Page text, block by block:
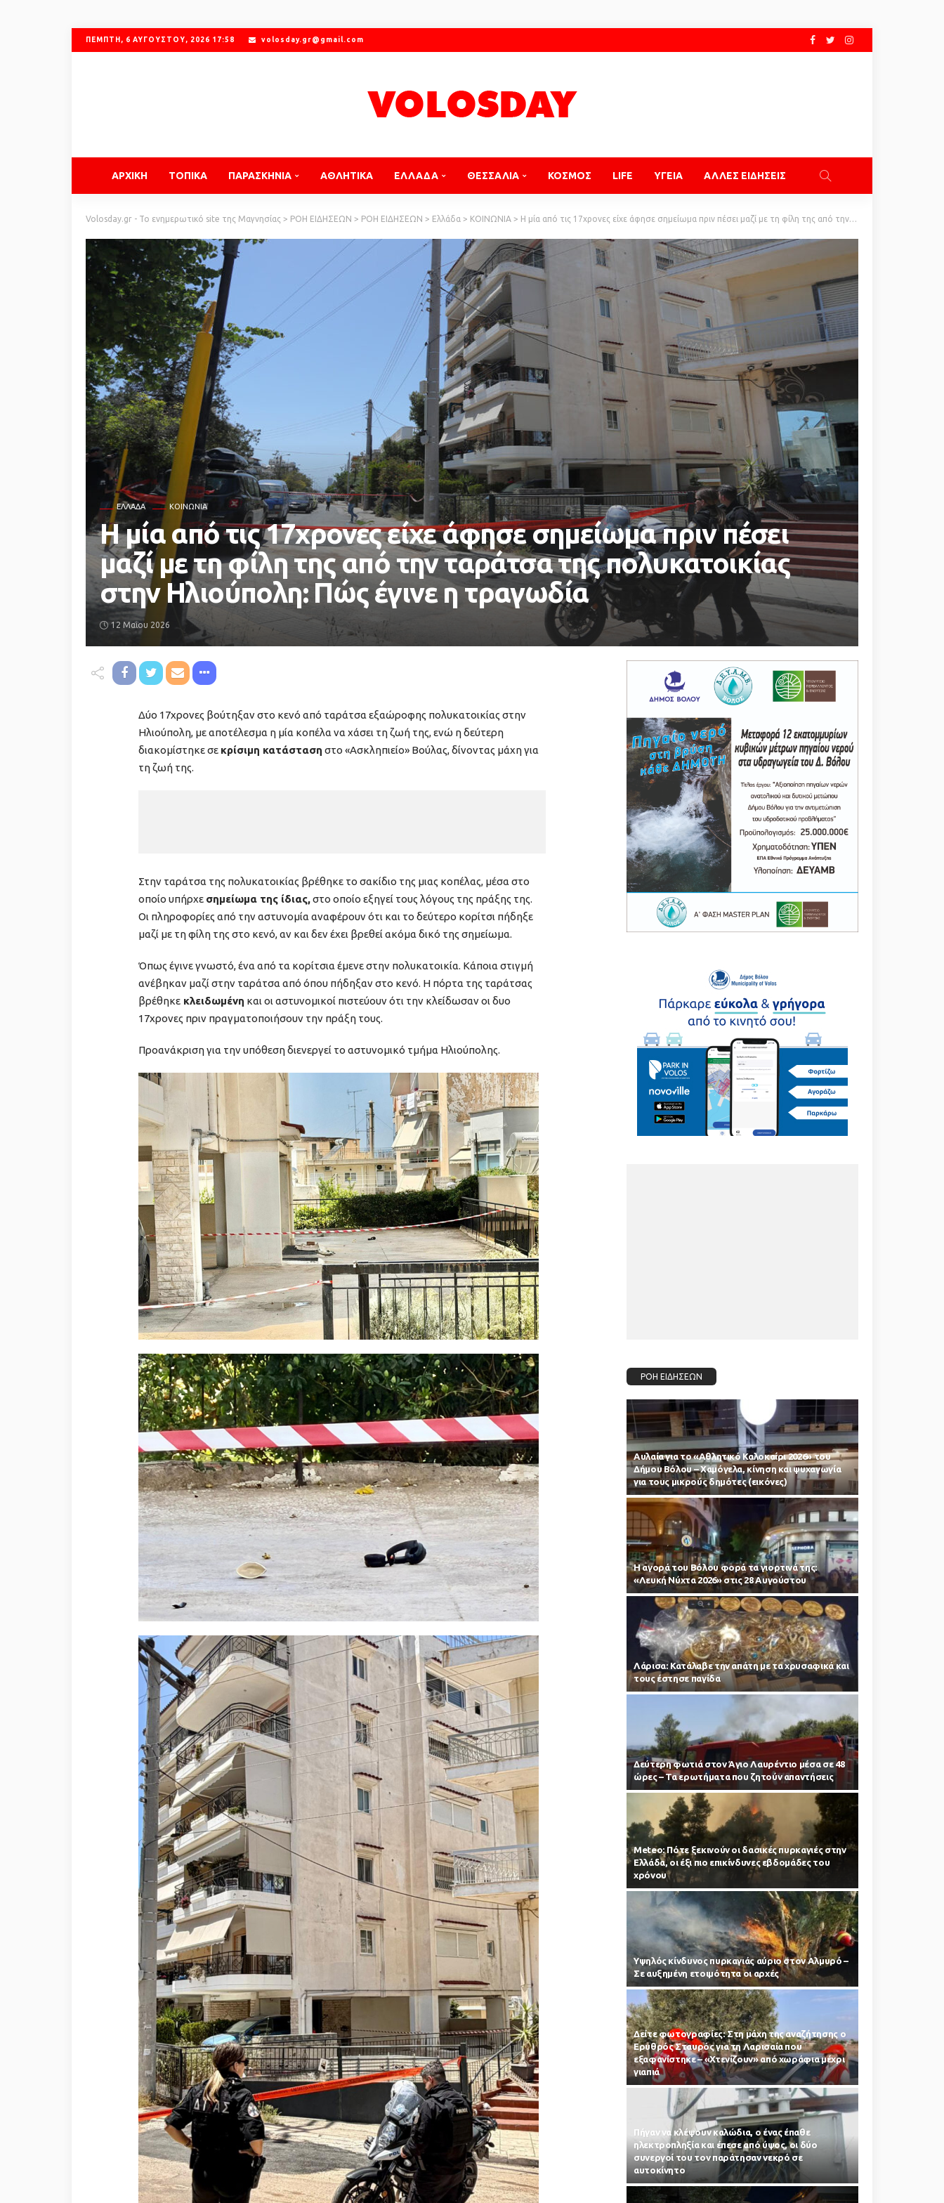
ΠΈΜΠΤΗ, 6 ΑΥΓΟΎΣΤΟΥ, 2026 17:58 volosday.gr@gmail.com
ΑΡΧΙΚΗ ΤΟΠΙΚΑ ΠΑΡΑΣΚΗΝΙΑ ΑΘΛΗΤΙΚΑ ΕΛΛΑΔΑ ΘΕΣΣΑΛΙΑ ΚΟΣΜΟΣ LIFE ΥΓΕΙΑ ΑΛΛΕΣ ΕΙΔΗΣΕΙΣ
Volosday.gr - Το ενημερωτικό site της Μαγνησίας > ΡΟΗ ΕΙΔΗΣΕΩΝ > ΡΟΗ ΕΙΔΗΣΕΩΝ > Ελλάδα > ΚΟΙΝΩΝΙΑ > Η μία από τις 17χρονες είχε άφησε σημείωμα πριν πέσει μαζί με τη φίλη της από την ταράτσα της πολυκατοικίας στην Ηλιούπολη: Πώς έγινε η τραγωδία
ΕΛΛΆΔΑ ΚΟΙΝΩΝΙΑ
Η μία από τις 17χρονες είχε άφησε σημείωμα πριν πέσει
μαζί με τη φίλη της από την ταράτσα της πολυκατοικίας
στην Ηλιούπολη: Πώς έγινε η τραγωδία
12 Μαΐου 2026
Δύο 17χρονες βούτηξαν στο κενό από ταράτσα εξαώροφης πολυκατοικίας στην
Ηλιούπολη, με αποτέλεσμα η μία κοπέλα να χάσει τη ζωή της, ενώ η δεύτερη
διακομίστηκε σε κρίσιμη κατάσταση στο «Ασκληπιείο» Βούλας, δίνοντας μάχη για
τη ζωή της.
Στην ταράτσα της πολυκατοικίας βρέθηκε το σακίδιο της μιας κοπέλας, μέσα στο
οποίο υπήρχε σημείωμα της ίδιας,στο οποίο εξηγεί τους λόγους της πράξης της.
Οι πληροφορίες από την αστυνομία αναφέρουν ότι και το δεύτερο κορίτσι πήδηξε
μαζί με τη φίλη της στο κενό, αν και δεν έχει βρεθεί ακόμα δικό της σημείωμα.
Όπως έγινε γνωστό, ένα από τα κορίτσια έμενε στην πολυκατοικία. Κάποια στιγμή
ανέβηκαν μαζί στην ταράτσα από όπου πήδηξαν στο κενό. Η πόρτα της ταράτσας
βρέθηκε κλειδωμένη και οι αστυνομικοί πιστεύουν ότι την κλείδωσαν οι δυο
17χρονες πριν πραγματοποιήσουν την πράξη τους.
Προανάκριση για την υπόθεση διενεργεί το αστυνομικό τμήμα Ηλιούπολης.
ΡΟΗ ΕΙΔΗΣΕΩΝ
Αυλαία για το «Αθλητικό Καλοκαίρι 2026» του
Δήμου Βόλου – Χαμόγελα, κίνηση και ψυχαγωγία
για τους μικρούς δημότες (εικόνες)
Η αγορά του Βόλου φορά τα γιορτινά της:
«Λευκή Νύχτα 2026» στις 28 Αυγούστου
Λάρισα: Κατάλαβε την απάτη με τα χρυσαφικά και
τους έστησε παγίδα
Δεύτερη φωτιά στον Άγιο Λαυρέντιο μέσα σε 48
ώρες – Τα ερωτήματα που ζητούν απαντήσεις
Meteo: Πότε ξεκινούν οι δασικές πυρκαγιές στην
Ελλάδα, οι έξι πιο επικίνδυνες εβδομάδες του
χρόνου
Υψηλός κίνδυνος πυρκαγιάς αύριο στον Αλμυρό –
Σε αυξημένη ετοιμότητα οι αρχές
Δείτε φωτογραφίες: Στη μάχη της αναζήτησης ο
Ερυθρός Σταυρός για τη Λαρισαία που
εξαφανίστηκε – «Χτενίζουν» από χωράφια μέχρι
γιαπιά
Πήγαν να κλέψουν καλώδια, ο ένας έπαθε
ηλεκτροπληξία και έπεσε από ύψος, οι δύο
συνεργοί του τον παράτησαν νεκρό σε
αυτοκίνητο